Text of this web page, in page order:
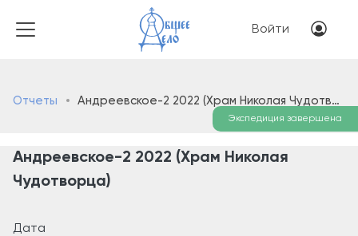
Меню
Войти
Отчеты Андреевское-2 2022 (Храм Николая Чудотворца)
Андреевское-2 2022 (Храм Николая
Чудотворца)
Экспедиция завершена
Дата